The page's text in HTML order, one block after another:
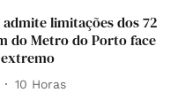
admite limitações dos 72
do Metro do Porto face
10 Horas